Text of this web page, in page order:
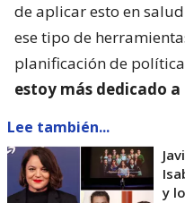
de aplicar esto en
ese tipo de
planificación de
estoy más dedicado a
Lee también...
y